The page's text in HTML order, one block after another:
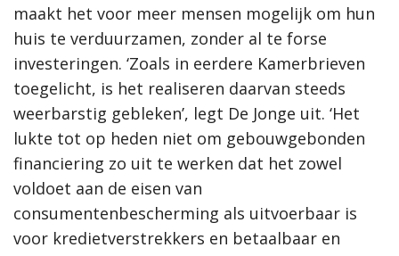
maakt het voor meer mensen mogelijk om hun
huis te verduurzamen, zonder al te forse
investeringen. ‘Zoals in eerdere Kamerbrieven
toegelicht, is het realiseren daarvan steeds
weerbarstig gebleken’, legt De Jonge uit. ‘Het
lukte tot op heden niet om gebouwgebonden
financiering zo uit te werken dat het zowel
voldoet aan de eisen van
consumentenbescherming als uitvoerbaar is
voor kredietverstrekkers en betaalbaar en